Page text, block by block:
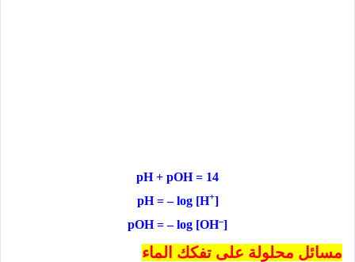
pH + pOH = 14
pH = – log [H+]
pOH = – log [OH–]
مسائل محلولة على تفكك الماء